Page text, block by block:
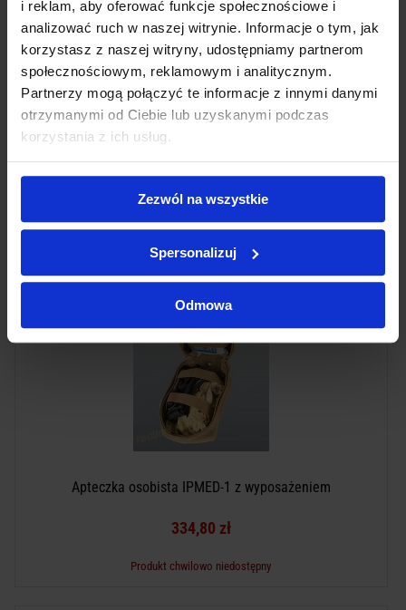
i reklam, aby oferować funkcje społecznościowe i
analizować ruch w naszej witrynie. Informacje o tym, jak
korzystasz z naszej witryny, udostępniamy partnerom
społecznościowym, reklamowym i analitycznym.
Partnerzy mogą połączyć te informacje z innymi danymi
otrzymanymi od Ciebie lub uzyskanymi podczas
korzystania z ich usług.
Zezwól na wszystkie
Spersonalizuj
Odmowa
Apteczka osobista IPMED-1
141,45 zł
Produkt chwilowo niedostępny
Apteczka osobista IPMED-1 z wyposażeniem
334,80 zł
Produkt chwilowo niedostępny